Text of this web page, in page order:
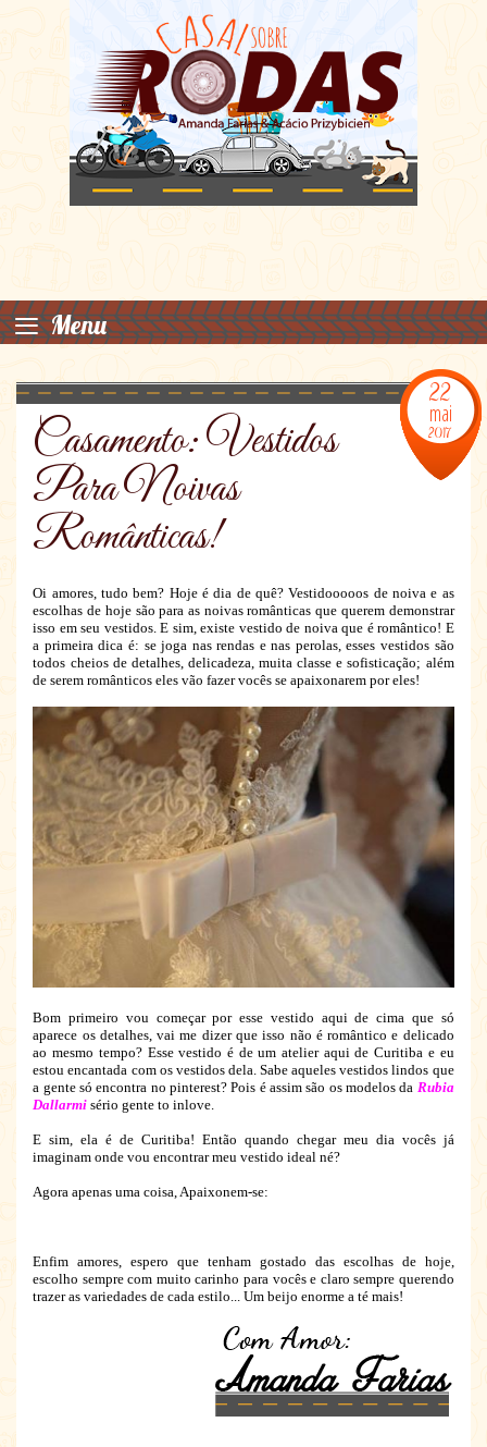
≡ Menu
22
mai
2017
Casamento: Vestidos
Para Noivas
Românticas!
Oi amores, tudo bem? Hoje é dia de quê? Vestidooooos de noiva e as
escolhas de hoje são para as noivas românticas que querem demonstrar
isso em seu vestidos. E sim, existe vestido de noiva que é romântico! E
a primeira dica é: se joga nas rendas e nas perolas, esses vestidos são
todos cheios de detalhes, delicadeza, muita classe e sofisticação; além
de serem românticos eles vão fazer vocês se apaixonarem por eles!
Bom primeiro vou começar por esse vestido aqui de cima que só
aparece os detalhes, vai me dizer que isso não é romântico e delicado
ao mesmo tempo? Esse vestido é de um atelier aqui de Curitiba e eu
estou encantada com os vestidos dela. Sabe aqueles vestidos lindos que
a gente só encontra no pinterest? Pois é assim são os modelos da Rubia
Dallarmi sério gente to inlove.
E sim, ela é de Curitiba! Então quando chegar meu dia vocês já
imaginam onde vou encontrar meu vestido ideal né?
Agora apenas uma coisa, Apaixonem-se:
Enfim amores, espero que tenham gostado das escolhas de hoje,
escolho sempre com muito carinho para vocês e claro sempre querendo
trazer as variedades de cada estilo... Um beijo enorme a té mais!